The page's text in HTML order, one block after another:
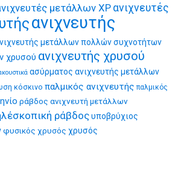
μετάλλων XP ανιχνευτές
ανιχνευτής
μετάλλων πολλών συχνοτήτων
χρυσού ανιχνευτής χρυσού
ασύρματος ανιχνευτής μετάλλων
κόσκινο παλμικός ανιχνευτής παλμικός
ράβδος ανιχνευτή μετάλλων
ράβδοςυποβρύχιος
φυσικός χρυσός χρυσός